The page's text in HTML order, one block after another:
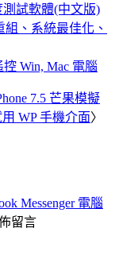
測試軟體(中文版)
組、系統最佳化、
Win, Mac 電腦
7.5 芒果模擬
WP 手機介面〉
Messenger 電腦
留言